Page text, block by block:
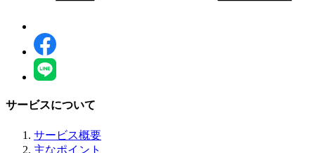
サービスについて
サービス概要
主なポイント